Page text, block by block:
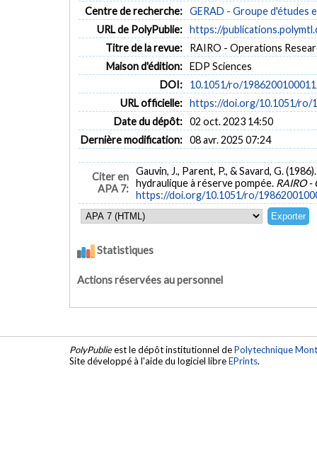
Centre de recherche: GERAD - Groupe d'études
URL de PolyPublie: https://
Titre de la revue:
RAIRO - Operations
Maison d'édition: EDP Sciences
DOI:
10.1051/ro/1986200100011
URL officielle: https://doi.org/10.1051/ro/
Date du dépôt: 02 oct. 2023 14:50
Dernière modification: 08 avr. 2025 07:24
Citer en
APA 7:
Gauvin, J., Parent, P., & Savard, G.
hydraulique à réserve pompée. RAIRO -
https://doi.org/10.1051/ro/
Statistiques
Actions réservées au personnel
PolyPublieest le dépôt institutionnel dePolytechnique
Site développé à l'aide du logiciel libreEPrints.